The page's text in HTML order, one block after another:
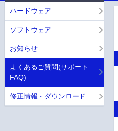
ハードウェア
ソフトウェア
お知らせ
よくあるご質問(サポート
FAQ)
修正情報・ダウンロード